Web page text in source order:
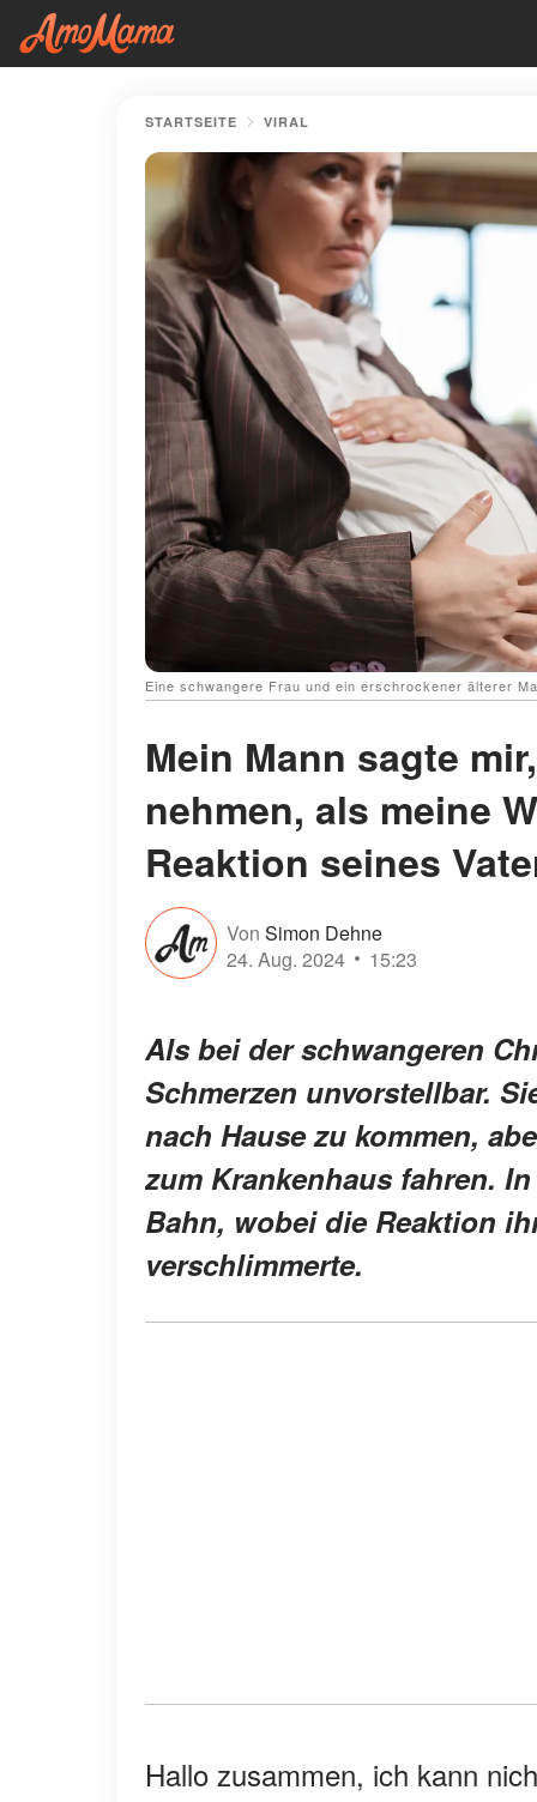
STARTSEITE VIRAL
Eine schwangere Frau und ein erschrockener älterer
Mein Mann sagte
nehmen, als meine
Reaktion seines
Von Simon Dehne
24. Aug. 2024
15:23
Als bei der schwangeren
Schmerzen unvorstellbar.
nach Hause zu kommen,
zum Krankenhaus fahren.
Bahn, wobei die Reaktion
verschlimmerte.
Hallo zusammen, ich kann